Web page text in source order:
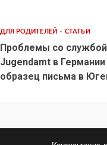
ДЛЯ РОДИТЕЛЕЙ СТАТЬИ
Проблемы со службой
Jugendamt в
образец письма в